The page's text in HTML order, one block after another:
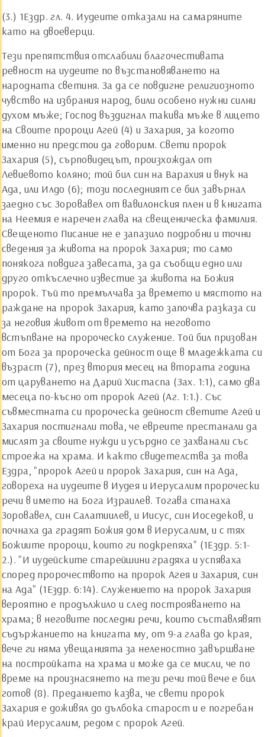
(3.) 1Ездр. гл. 4. Иудеите отказали на самаряните
като на двоеверци.
Тези препятствия отслабили благочестивата
ревност на иудеите по възстановяването на
народната светиня. За да се повдигне религиозното
чувство на избрания народ, били особено нужни силни
духом мъже; Господ въздигнал такива мъже в лицето
на Своите пророци Агей (4) и Захария, за когото
именно ни предстои да говорим. Свети пророк
Захария (5), сърповидецът, произхождал от
Левиевото коляно; той бил син на Варахия и внук на
Ада, или Илдо (6); този последният се бил завърнал
заедно със Зоровавел от вавилонския плен и в книгата
на Неемия е наречен глава на свещеническа фамилия.
Свещеното Писание не е запазило подробни и точни
сведения за живота на пророк Захария; то само
понякога повдига завесата, за да съобщи едно или
друго откъслечно известие за живота на Божия
пророк. Тъй то премълчава за времето и мястото на
раждане на пророк Захария, като започва разказа си
за неговия живот от времето на неговото
встъпване на пророческо служение. Той бил призован
от Бога за пророческа дейност още в младежката си
възраст (7), през втория месец на втората година
от царуването на Дарий Хистаспа (Зах. 1:1), само два
месеца по-късно от пророк Агей (Аг. 1:1.). Със
съвместната си пророческа дейност светите Агей и
Захария постигнали това, че евреите престанали да
мислят за своите нужди и усърдно се захванали със
строежа на храма. И както свидетелства за това
Ездра, "пророк Агей и пророк Захария, син на Ада,
говореха на иудеите в Иудея и Иерусалим пророчески
речи в името на Бога Израилев. Тогава станаха
Зоровавел, син Салатиилев, и Иисус, син Иоседеков, и
почнаха да градят Божия дом в Иерусалим, и с тях
Божиите пророци, които ги подкрепяха" (1Ездр. 5:1-
2.). "И иудейските старейшини градяха и успяваха
според пророчеството на пророк Агея и Захария, син
на Ада" (1Ездр. 6:14). Служението на пророк Захария
вероятно е продължило и след построяването на
храма; в неговите последни речи, които съставлявят
съдържанието на книгата му, от 9-а глава до края,
вече ги няма увещанията за неленостно завършване
на постройката на храма и може да се мисли, че по
време на произнасянето на тези речи той вече е бил
готов (8). Преданието казва, че свети пророк
Захария е доживял до дълбока старост и е погребан
край Иерусалим, редом с пророк Агей.